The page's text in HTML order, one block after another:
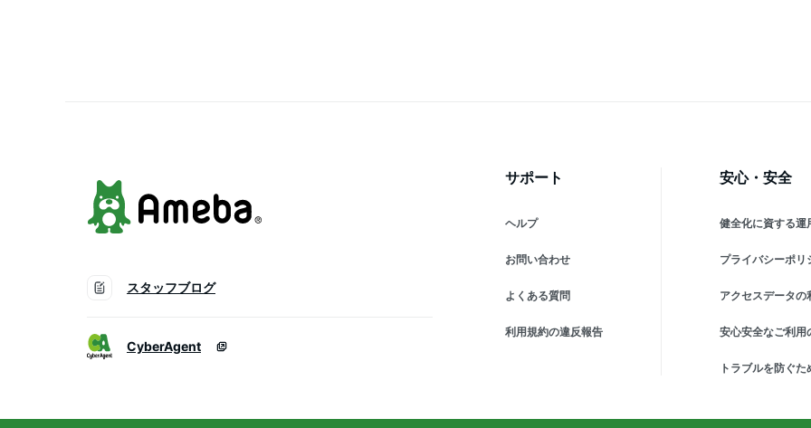
スタッフブログ
CyberAgent
サポート
ヘルプ
お問い合わせ
よくある質問
利用規約の違反報告
安心・安全
健全化に資する運
プライバシーポリ
アクセスデータの
安心安全なご利用
トラブルを防ぐた